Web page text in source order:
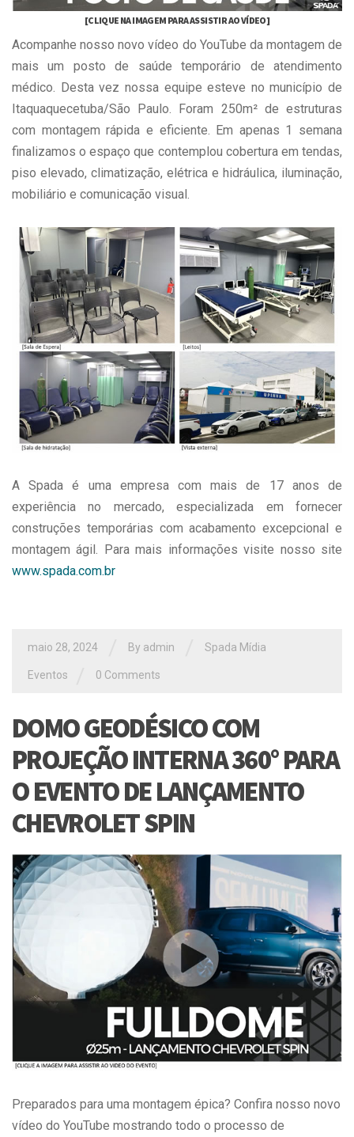
[CLIQUE NA IMAGEM PARA ASSISTIR AO VÍDEO]
Acompanhe nosso novo vídeo do YouTube da montagem de
mais um posto de saúde temporário de atendimento
médico. Desta vez nossa equipe esteve no município de
Itaquaquecetuba/São Paulo. Foram 250m² de estruturas
com montagem rápida e eficiente. Em apenas 1 semana
finalizamos o espaço que contemplou cobertura em tendas,
piso elevado, climatização, elétrica e hidráulica, iluminação,
mobiliário e comunicação visual.
A Spada é uma empresa com mais de 17 anos de
experiência no mercado, especializada em fornecer
construções temporárias com acabamento excepcional e
montagem ágil. Para mais informações visite nosso site
www.spada.com.br
maio 28, 2024 By admin Spada Mídia
Eventos 0 Comments
DOMO GEODÉSICO COM
PROJEÇÃO INTERNA 360° PARA
O EVENTO DE LANÇAMENTO
CHEVROLET SPIN
Preparados para uma montagem épica? Confira nosso novo
vídeo do YouTube mostrando todo o processo de